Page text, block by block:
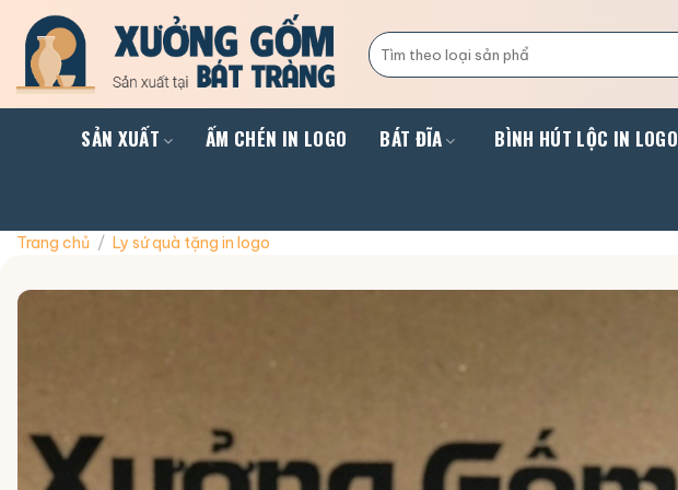
content
Tìm
kiếm:
SẢN XUẤT ẤM CHÉN IN LOGO BÁT ĐĨA BÌNH HÚT LỘC IN LOGO
Trang chủ / Ly sứ quà tặng in logo